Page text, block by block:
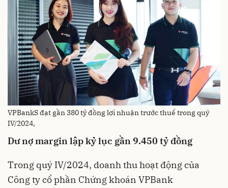
VPBankS đạt gần 380 tỷ đồng lợi nhuận trước thuế trong quý
IV/2024,
Dư nợ margin lập kỷ lục gần 9.450 tỷ đồng
Trong quý IV/2024, doanh thu hoạt động của
Công ty cổ phần Chứng khoán VPBank